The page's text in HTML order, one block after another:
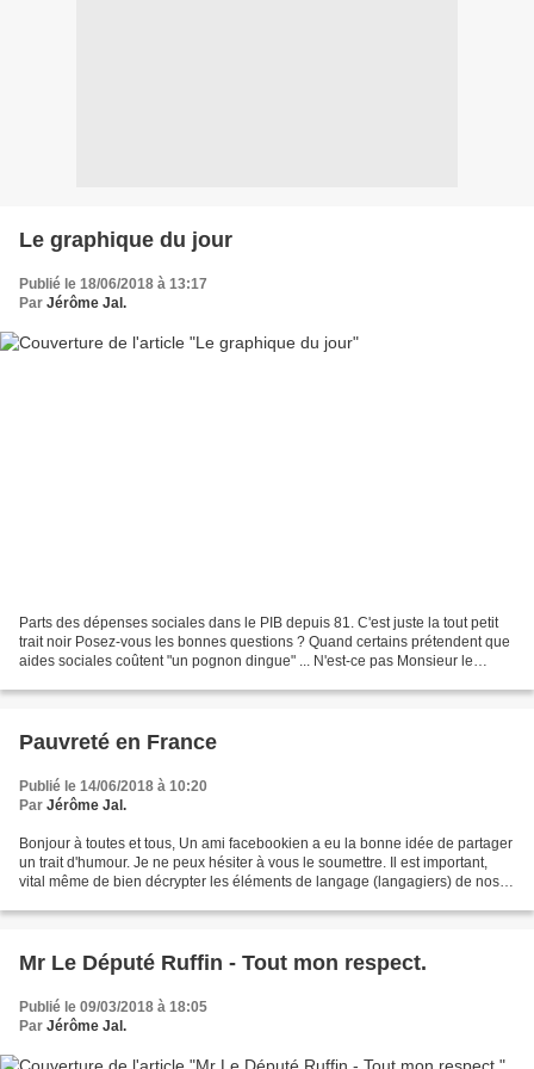
Le graphique du jour
Publié le 18/06/2018 à 13:17
Par Jérôme Jal.
Parts des dépenses sociales dans le PIB depuis 81. C'est juste la tout petit
trait noir Posez-vous les bonnes questions ? Quand certains prétendent que
aides sociales coûtent "un pognon dingue" ... N'est-ce pas Monsieur le
Pauvreté en France
Publié le 14/06/2018 à 10:20
Par Jérôme Jal.
Bonjour à toutes et tous, Un ami facebookien a eu la bonne idée de partager
un trait d'humour. Je ne peux hésiter à vous le soumettre. Il est important,
vital même de bien décrypter les éléments de langage (langagiers) de nos
Mr Le Député Ruffin - Tout mon respect.
Publié le 09/03/2018 à 18:05
Par Jérôme Jal.